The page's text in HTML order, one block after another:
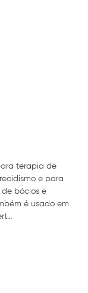
terapia de
e para
de bócios e
é usado em